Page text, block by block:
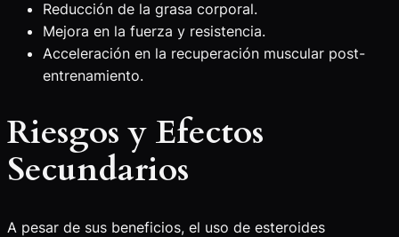
Reducción de la grasa corporal.
Mejora en la fuerza y resistencia.
Acceleración en la recuperación muscular post-
entrenamiento.
Riesgos y Efectos
Secundarios
A pesar de sus beneficios, el uso de esteroides